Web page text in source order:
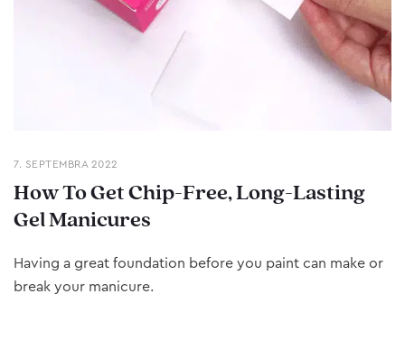
7. SEPTEMBRA 2022
How To Get Chip-Free, Long-Lasting
Gel Manicures
Having a great foundation before you paint can make or
break your manicure.